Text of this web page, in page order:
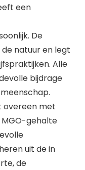
een
De
natuur en legt
Alle
bijdrage
overeen met
MGO-gehalte
uit de in
de